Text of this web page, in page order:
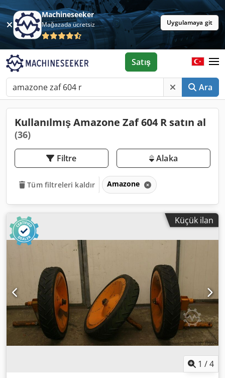
Machineseeker
Mağazada ücretsiz Uygulamaya git
Ara
Satış
Kullanılmış Amazone Zaf 604 R satın al
(36)
Filtre Alaka
Tüm filtreleri kaldır Amazone
Küçük ilan
1 /4